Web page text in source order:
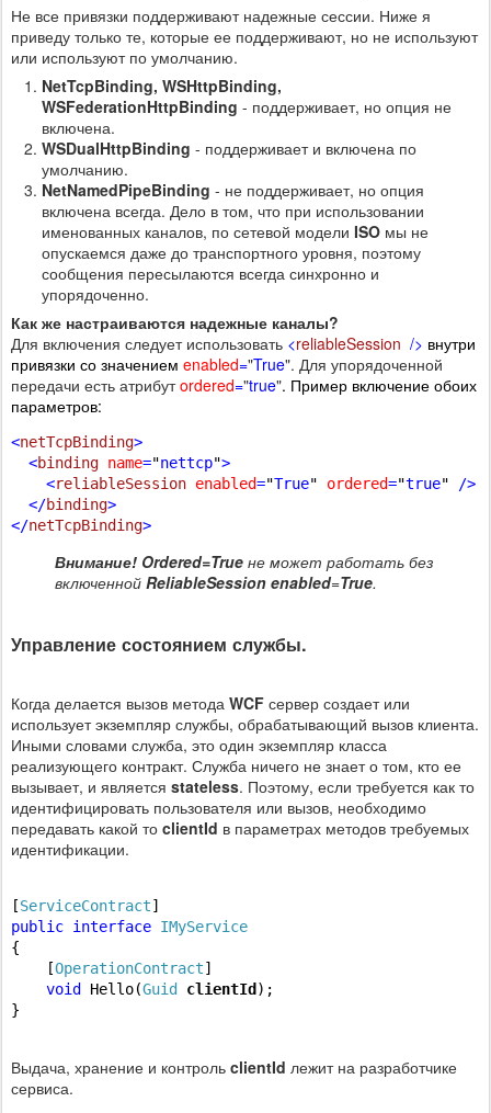
Не все привязки поддерживают надежные сессии. Ниже я
приведу только те, которые ее поддерживают, но не используют
или используют по умолчанию.
NetTcpBinding, WSHttpBinding,
WSFederationHttpBinding - поддерживает, но опция не
включена.
WSDualHttpBinding - поддерживает и включена по
умолчанию.
NetNamedPipeBinding - не поддерживает, но опция
включена всегда. Дело в том, что при использовании
именованных каналов, по сетевой модели ISO мы не
опускаемся даже до транспортного уровня, поэтому
сообщения пересылаются всегда синхронно и
упорядоченно.
Как же настраиваются надежные каналы?
Для включения следует использовать <reliableSession /> внутри
привязки со значением enabled="True". Для упорядоченной
передачи есть атрибутordered="true". Пример включение обоих
параметров:
<netTcpBinding>
<binding name="nettcp">
<reliableSession enabled="True" ordered="true" />
</binding>
</netTcpBinding>
Внимание! Ordered=True не может работать без
включенной ReliableSession enabled=True.
Управление состоянием службы.
Когда делается вызов метода WCF сервер создает или
использует экземпляр службы, обрабатывающий вызов клиента.
Иными словами служба, это один экземпляр класса
реализующего контракт. Служба ничего не знает о том, кто ее
вызывает, и является stateless. Поэтому, если требуется как то
идентифицировать пользователя или вызов, необходимо
передавать какой то clientId в параметрах методов требуемых
идентификации.
[ServiceContract
public interface IMyService
{
[OperationContract]
void
Hello(Guid clientId );
}
Выдача, хранение и контроль clientId лежит на разработчике
сервиса.